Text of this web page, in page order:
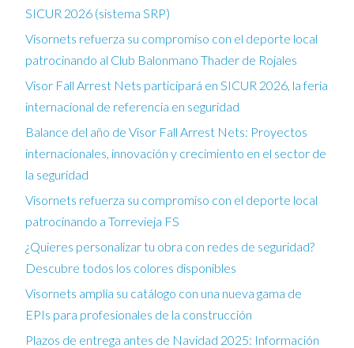
SICUR 2026 (sistema SRP)
Visornets refuerza su compromiso con el deporte local
patrocinando al Club Balonmano Thader de Rojales
Visor Fall Arrest Nets participará en SICUR 2026, la feria
internacional de referencia en seguridad
Balance del año de Visor Fall Arrest Nets: Proyectos
internacionales, innovación y crecimiento en el sector de
la seguridad
Visornets refuerza su compromiso con el deporte local
patrocinando a Torrevieja FS
¿Quieres personalizar tu obra con redes de seguridad?
Descubre todos los colores disponibles
Visornets amplía su catálogo con una nueva gama de
EPIs para profesionales de la construcción
Plazos de entrega antes de Navidad 2025: Información